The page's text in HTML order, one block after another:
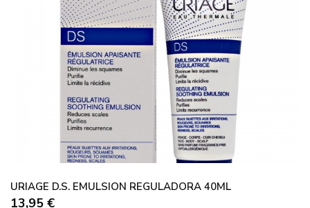
URIAGE D.S. EMULSION REGULADORA 40ML
13,95 €